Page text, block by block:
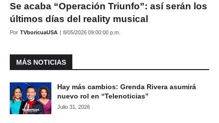
Se acaba “Operación Triunfo”: así serán los
últimos días del reality musical
Por TVboricuaUSA | 8/05/2026 09:00:00 p.m.
MÁS NOTICIAS
Hay más cambios: Grenda Rivera asumirá
nuevo rol en “Telenoticias”
Julio 31, 2026